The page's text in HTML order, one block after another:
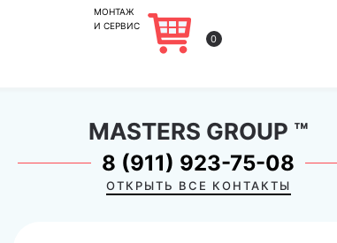
МОНТАЖ
И СЕРВИС
0
MASTERS GROUP ™
8 (911) 923-75-08
ОТКРЫТЬ ВСЕ КОНТАКТЫ